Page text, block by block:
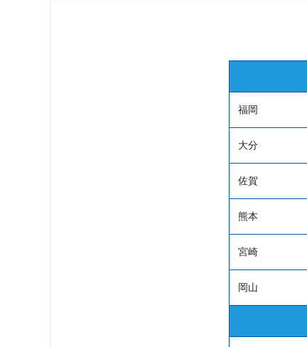
福岡
大分
佐賀
熊本
宮崎
岡山